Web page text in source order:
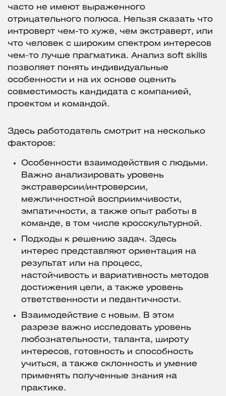
часто не имеют выраженного
отрицательного полюса. Нельзя сказать что
интроверт чем-то хуже, чем экстраверт, или
что человек с широким спектром интересов
чем-то лучше прагматика. Анализ soft skills
позволяет понять индивидуальные
особенности и на их основе оценить
совместимость кандидата с компанией,
проектом и командой.
Здесь работодатель смотрит на несколько
факторов:
Особенности взаимодействия с людьми.
Важно анализировать уровень
экстраверсии/интроверсии,
межличностной восприимчивости,
эмпатичности, а также опыт работы в
команде, в том числе кросскультурной.
Подходы к решению задач. Здесь
интерес представляют ориентация на
результат или на процесс,
настойчивость и вариативность методов
достижения цели, а также уровень
ответственности и педантичности.
Взаимодействие с новым. В этом
разрезе важно исследовать уровень
любознательности, таланта, широту
интересов, готовность и способность
учиться, а также склонность и умение
применять полученные знания на
практике.